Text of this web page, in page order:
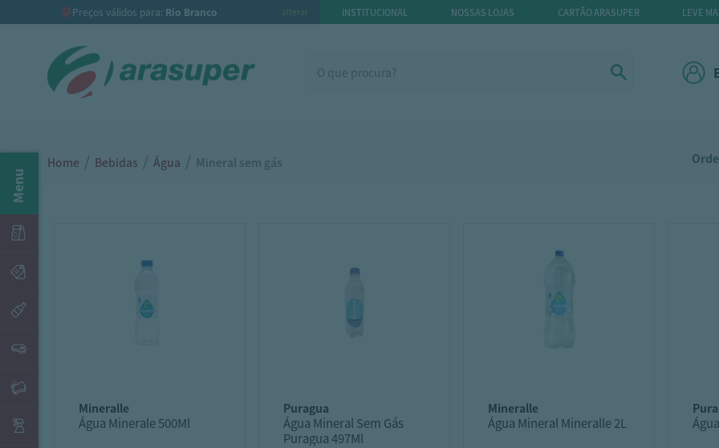
Preços válidos para: Rio Branco alterar INSTITUCIONAL NOSSAS LOJAS CARTÃO ARASUPER LEVE
Menu
Home / Bebidas / Água / Mineral sem gás
mineralle
Água Minerale 500Ml
puragua
Água Mineral Sem Gás
Puragua 497Ml
mineralle
Água Mineral Mineralle 2L